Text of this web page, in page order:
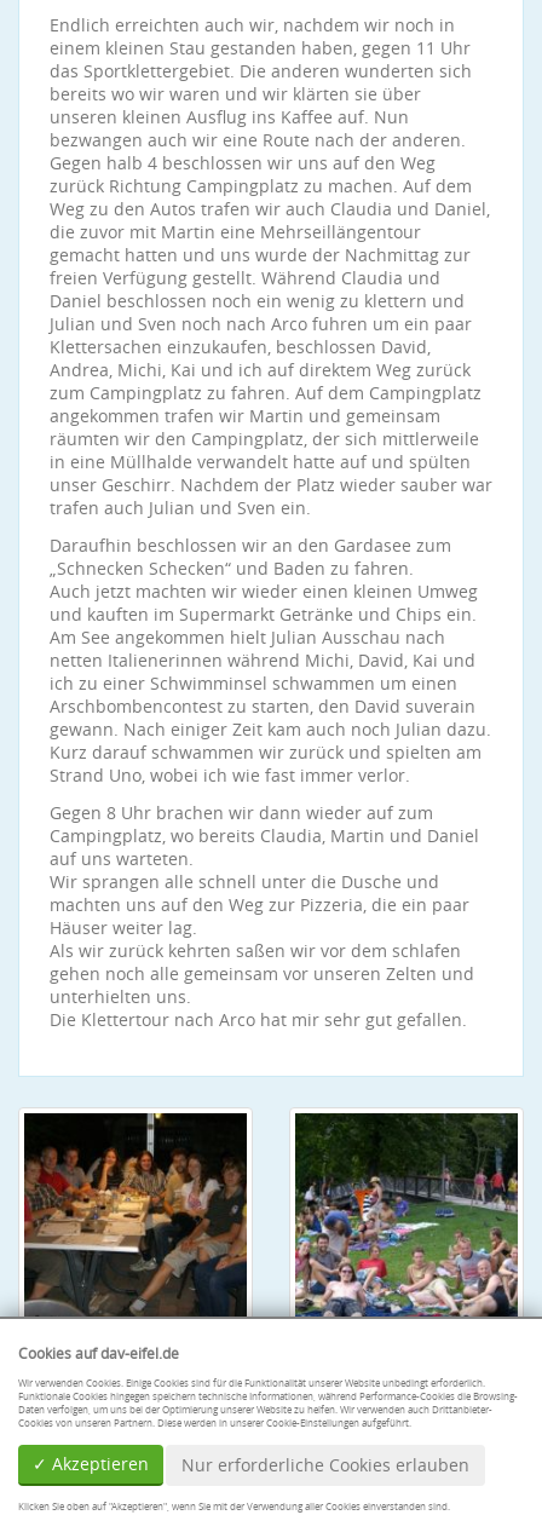
Endlich erreichten auch wir, nachdem wir noch in
einem kleinen Stau gestanden haben, gegen 11 Uhr
das Sportklettergebiet. Die anderen wunderten sich
bereits wo wir waren und wir klärten sie über
unseren kleinen Ausflug ins Kaffee auf. Nun
bezwangen auch wir eine Route nach der anderen.
Gegen halb 4 beschlossen wir uns auf den Weg
zurück Richtung Campingplatz zu machen. Auf dem
Weg zu den Autos trafen wir auch Claudia und Daniel,
die zuvor mit Martin eine Mehrseillängentour
gemacht hatten und uns wurde der Nachmittag zur
freien Verfügung gestellt. Während Claudia und
Daniel beschlossen noch ein wenig zu klettern und
Julian und Sven noch nach Arco fuhren um ein paar
Klettersachen einzukaufen, beschlossen David,
Andrea, Michi, Kai und ich auf direktem Weg zurück
zum Campingplatz zu fahren. Auf dem Campingplatz
angekommen trafen wir Martin und gemeinsam
räumten wir den Campingplatz, der sich mittlerweile
in eine Müllhalde verwandelt hatte auf und spülten
unser Geschirr. Nachdem der Platz wieder sauber war
trafen auch Julian und Sven ein.
Daraufhin beschlossen wir an den Gardasee zum
„Schnecken Schecken“ und Baden zu fahren.
Auch jetzt machten wir wieder einen kleinen Umweg
und kauften im Supermarkt Getränke und Chips ein.
Am See angekommen hielt Julian Ausschau nach
netten Italienerinnen während Michi, David, Kai und
ich zu einer Schwimminsel schwammen um einen
Arschbombencontest zu starten, den David suverain
gewann. Nach einiger Zeit kam auch noch Julian dazu.
Kurz darauf schwammen wir zurück und spielten am
Strand Uno, wobei ich wie fast immer verlor.
Gegen 8 Uhr brachen wir dann wieder auf zum
Campingplatz, wo bereits Claudia, Martin und Daniel
auf uns warteten.
Wir sprangen alle schnell unter die Dusche und
machten uns auf den Weg zur Pizzeria, die ein paar
Häuser weiter lag.
Als wir zurück kehrten saßen wir vor dem schlafen
gehen noch alle gemeinsam vor unseren Zelten und
unterhielten uns.
Die Klettertour nach Arco hat mir sehr gut gefallen.
Cookies auf dav-eifel.de
Wir verwenden Cookies. Einige Cookies sind für die Funktionalität unserer Website unbedingt erforderlich.
Funktionale Cookies hingegen speichern technische Informationen, während Performance-Cookies die Browsing-
Daten verfolgen, um uns bei der Optimierung unserer Website zu helfen. Wir verwenden auch Drittanbieter-
Cookies von unseren Partnern. Diese werden in unserer Cookie-Einstellungen aufgeführt.
✓ Akzeptieren Nur erforderliche Cookies erlauben
Klicken Sie oben auf "Akzeptieren", wenn Sie mit der Verwendung aller Cookies einverstanden sind.